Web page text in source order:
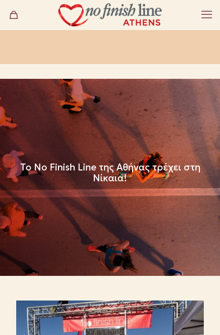
To Νο Finish Line της Αθήνας τρέχει στη
Νίκαια!